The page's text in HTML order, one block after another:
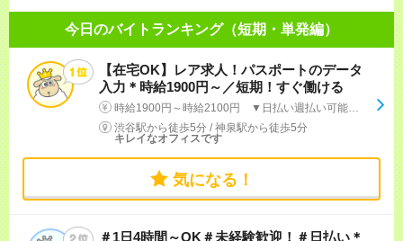
今日のバイトランキング（短期・単発編）
【在宅OK】レア求人！パスポートのデータ
入力＊時給1900円～／短期！すぐ働ける
時給1900円～時給2100円 ▼日払い週払い可能！※規定有り ▼1日6時間勤務で日収1万以上！
渋谷駅から徒歩5分 /神泉駅から徒歩5分
キレイなオフィスです
気になる！
＃1日4時間～OK＃未経験歓迎！＃日払い＊